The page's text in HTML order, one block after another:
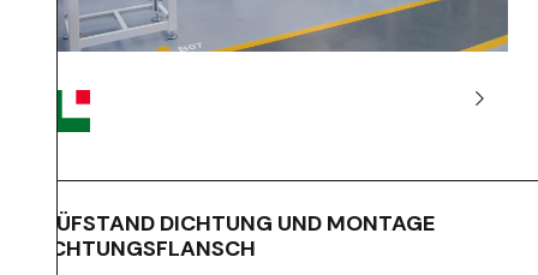
PRÜFSTAND DICHTUNG UND MONTAGE
DICHTUNGSFLANSCH